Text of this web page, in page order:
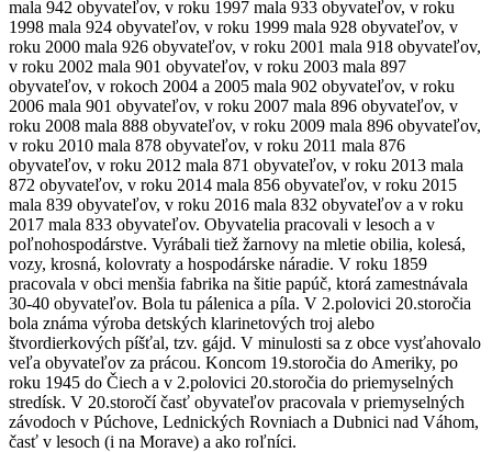
mala 942 obyvateľov, v roku 1997 mala 933 obyvateľov, v roku
1998 mala 924 obyvateľov, v roku 1999 mala 928 obyvateľov, v
roku 2000 mala 926 obyvateľov, v roku 2001 mala 918 obyvateľov,
v roku 2002 mala 901 obyvateľov, v roku 2003 mala 897
obyvateľov, v rokoch 2004 a 2005 mala 902 obyvateľov, v roku
2006 mala 901 obyvateľov, v roku 2007 mala 896 obyvateľov, v
roku 2008 mala 888 obyvateľov, v roku 2009 mala 896 obyvateľov,
v roku 2010 mala 878 obyvateľov, v roku 2011 mala 876
obyvateľov, v roku 2012 mala 871 obyvateľov, v roku 2013 mala
872 obyvateľov, v roku 2014 mala 856 obyvateľov, v roku 2015
mala 839 obyvateľov, v roku 2016 mala 832 obyvateľov a v roku
2017 mala 833 obyvateľov. Obyvatelia pracovali v lesoch a v
poľnohospodárstve. Vyrábali tiež žarnovy na mletie obilia, kolesá,
vozy, krosná, kolovraty a hospodárske náradie. V roku 1859
pracovala v obci menšia fabrika na šitie papúč, ktorá zamestnávala
30-40 obyvateľov. Bola tu pálenica a píla. V 2.polovici 20.storočia
bola známa výroba detských klarinetových troj alebo
štvordierkových píšťal, tzv. gájd. V minulosti sa z obce vysťahovalo
veľa obyvateľov za prácou. Koncom 19.storočia do Ameriky, po
roku 1945 do Čiech a v 2.polovici 20.storočia do priemyselných
stredísk. V 20.storočí časť obyvateľov pracovala v priemyselných
závodoch v Púchove, Lednických Rovniach a Dubnici nad Váhom,
časť v lesoch (i na Morave) a ako roľníci.